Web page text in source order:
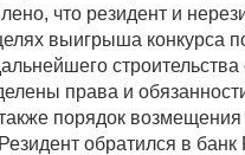
что резидент и
выигрыша конкурса
права и
порядок возмещения
обратился в банк